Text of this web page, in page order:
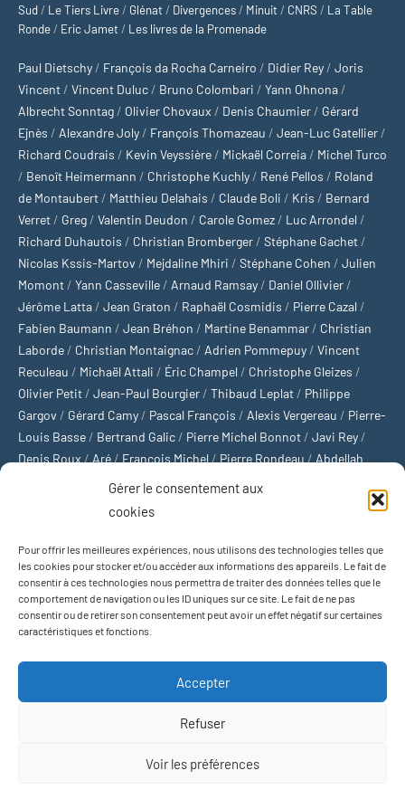
Gérer le consentement aux
cookies
Pour offrir les meilleures expériences, nous utilisons des technologies telles que
les cookies pour stocker et/ou accéder aux informations des appareils. Le fait de
consentir à ces technologies nous permettra de traiter des données telles que le
comportement de navigation ou les ID uniques sur ce site. Le fait de ne pas
consentir ou de retirer son consentement peut avoir un effet négatif sur certaines
caractéristiques et fonctions.
Accepter
Refuser
Voir les préférences
Sud / Le Tiers Livre / Glénat / Divergences / Minuit / CNRS / La Table
Ronde / Eric Jamet / Les livres de la Promenade
Paul Dietschy / François da Rocha Carneiro / Didier Rey / Joris
Vincent / Vincent Duluc / Bruno Colombari / Yann Ohnona /
Albrecht Sonntag / Olivier Chovaux / Denis Chaumier / Gérard
Ejnès / Alexandre Joly / François Thomazeau / Jean-Luc Gatellier /
Richard Coudrais / Kevin Veyssière / Mickaël Correia / Michel Turco
/ Benoît Heimermann / Christophe Kuchly / René Pellos / Roland
de Montaubert / Matthieu Delahais / Claude Boli / Kris / Bernard
Verret / Greg / Valentin Deudon / Carole Gomez / Luc Arrondel /
Richard Duhautois / Christian Bromberger / Stéphane Gachet /
Nicolas Kssis-Martov / Mejdaline Mhiri / Stéphane Cohen / Julien
Momont / Yann Casseville / Arnaud Ramsay / Daniel Ollivier /
Jérôme Latta / Jean Graton / Raphaël Cosmidis / Pierre Cazal /
Fabien Baumann / Jean Bréhon / Martine Benammar / Christian
Laborde / Christian Montaignac / Adrien Pommepuy / Vincent
Reculeau / Michaël Attali / Éric Champel / Christophe Gleizes /
Olivier Petit / Jean-Paul Bourgier / Thibaud Leplat / Philippe
Gargov / Gérard Camy / Pascal François / Alexis Vergereau / Pierre-
Louis Basse / Bertrand Galic / Pierre Michel Bonnot / Javi Rey /
Denis Roux / Aré / François Michel / Pierre Rondeau / Abdellah
Michaël Delépine
Football/ Cyclisme/Tous les sports/Jeux olympiques/Rugby/
Basket-ball/Sports US/Boxe/Tennis/Bateaux/Formule 1/
Moto/Natation/Sports d'hiver/Marathon/Trail/Automobile
Baseball/Golf/Athlétisme
Football gaélique
Sports de combat